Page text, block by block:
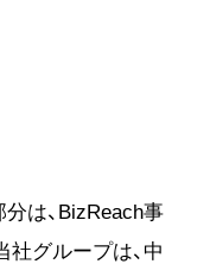
は、BizReach事
グループは、中